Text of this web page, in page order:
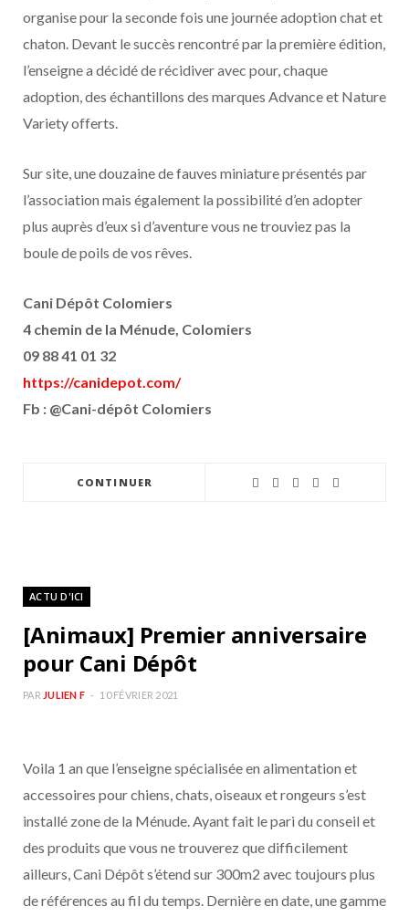
organise pour la seconde fois une journée adoption chat et
chaton. Devant le succès rencontré par la première édition,
l’enseigne a décidé de récidiver avec pour, chaque
adoption, des échantillons des marques Advance et Nature
Variety offerts.
Sur site, une douzaine de fauves miniature présentés par
l’association mais également la possibilité d’en adopter
plus auprès d’eux si d’aventure vous ne trouviez pas la
boule de poils de vos rêves.
Cani Dépôt Colomiers
4 chemin de la Ménude, Colomiers
09 88 41 01 32
https://canidepot.com/
Fb : @Cani-dépôt Colomiers
CONTINUER
ACTU D'ICI
[Animaux] Premier anniversaire
pour Cani Dépôt
PAR JULIEN F 10 FÉVRIER 2021
Voila 1 an que l’enseigne spécialisée en alimentation et
accessoires pour chiens, chats, oiseaux et rongeurs s’est
installé zone de la Ménude. Ayant fait le pari du conseil et
des produits que vous ne trouverez que difficilement
ailleurs, Cani Dépôt s’étend sur 300m2 avec toujours plus
de références au fil du temps. Dernière en date, une gamme